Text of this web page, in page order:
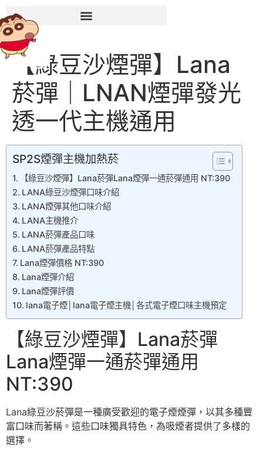
【綠豆沙煙彈】Lana
菸彈｜LNAN煙彈發光
透一代主機通用
SP2S煙彈主機加熱菸
【綠豆沙煙彈】Lana菸彈Lana煙彈一通菸彈通用 NT:390
LANA綠豆沙煙彈口味介紹
LANA煙彈其他口味介紹
LANA主機推介
LANA菸彈產品口味
LANA菸彈產品特點
Lana煙彈價格 NT:390
Lana煙彈介紹
Lana煙彈評價
lana電子煙│lana電子煙主機│各式電子煙口味主機預定
【綠豆沙煙彈】Lana菸彈
Lana煙彈一通菸彈通用
NT:390
Lana綠豆沙菸彈是一種廣受歡迎的電子煙煙彈，以其多種豐
富口味而著稱。這些口味獨具特色，為吸煙者提供了多樣的
選擇。